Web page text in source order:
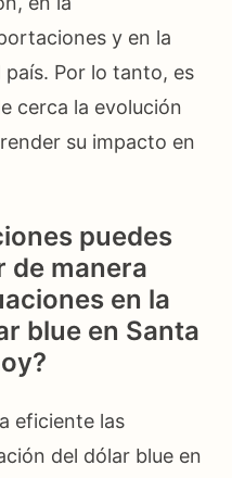
y en la
Por lo tanto, es
cerca la evolución
su impacto en
puedes
de manera
en la
blue en Santa
eficiente las
del dólar blue en